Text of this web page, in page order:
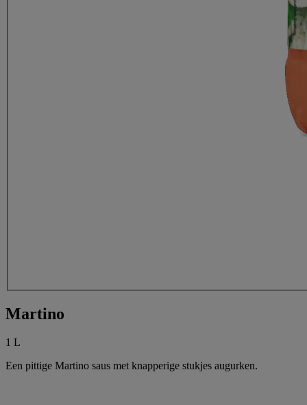
Martino
1 L
Een pittige Martino saus met knapperige stukjes augurken.